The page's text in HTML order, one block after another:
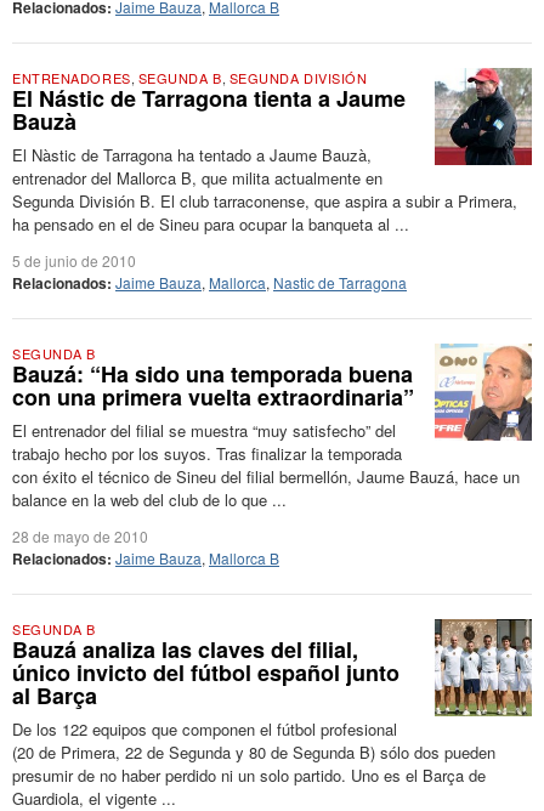
Relacionados: Jaime Bauza, Mallorca B
ENTRENADORES, SEGUNDA B, SEGUNDA DIVISIÓN
El Nástic de Tarragona tienta a Jaume
Bauzà
El Nàstic de Tarragona ha tentado a Jaume Bauzà,
entrenador del Mallorca B, que milita actualmente en
Segunda División B. El club tarraconense, que aspira a subir a Primera,
ha pensado en el de Sineu para ocupar la banqueta al ...
5 de junio de 2010
Relacionados: Jaime Bauza, Mallorca, Nastic de Tarragona
SEGUNDA B
Bauzá: “Ha sido una temporada buena
con una primera vuelta extraordinaria”
El entrenador del filial se muestra “muy satisfecho” del
trabajo hecho por los suyos. Tras finalizar la temporada
con éxito el técnico de Sineu del filial bermellón, Jaume Bauzá, hace un
balance en la web del club de lo que ...
28 de mayo de 2010
Relacionados: Jaime Bauza, Mallorca B
SEGUNDA B
Bauzá analiza las claves del filial,
único invicto del fútbol español junto
al Barça
De los 122 equipos que componen el fútbol profesional
(20 de Primera, 22 de Segunda y 80 de Segunda B) sólo dos pueden
presumir de no haber perdido ni un solo partido. Uno es el Barça de
Guardiola, el vigente ...